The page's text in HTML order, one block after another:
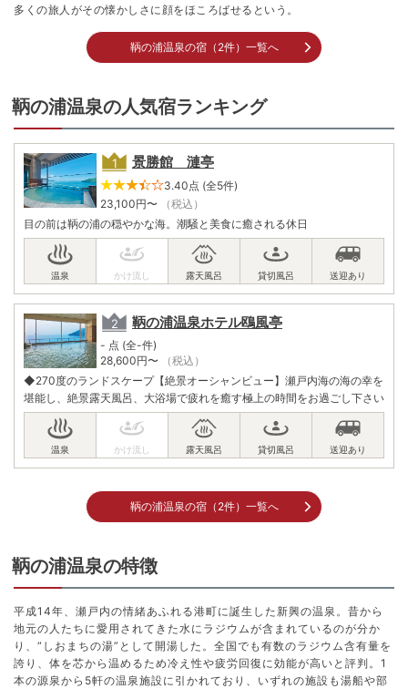
多くの旅人がその懐かしさに顔をほころばせるという。
鞆の浦温泉の宿（2件）一覧へ
鞆の浦温泉の人気宿ランキング
景勝館 漣亭
3.40点 (全5件)
23,100円〜
（税込）
目の前は鞆の浦の穏やかな海。潮騒と美食に癒される休日
鞆の浦温泉ホテル鴎風亭
- 点 (全-件)
28,600円〜
（税込）
◆270度のランドスケープ【絶景オーシャンビュー】瀬戸内海の海の幸を
堪能し、絶景露天風呂、大浴場で疲れを癒す極上の時間をお過ごし下さい
鞆の浦温泉の宿（2件）一覧へ
鞆の浦温泉の特徴
平成14年、瀬戸内の情緒あふれる港町に誕生した新興の温泉。昔から
地元の人たちに愛用されてきた水にラジウムが含まれているのが分か
り、“しおまちの湯”として開湯した。全国でも有数のラジウム含有量を
誇り、体を芯から温めるため冷え性や疲労回復に効能が高いと評判。1
本の源泉から5軒の温泉施設に引かれており、いずれの施設も湯船や部